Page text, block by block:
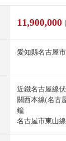
11,900,000
愛知縣名古屋
近鐵名古屋線
關西本線(名古
鐘
名古屋市東山